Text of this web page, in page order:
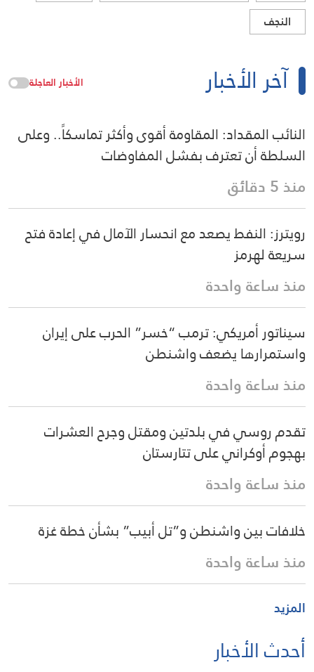
النجف
آخر الأخبار الأخبار العاجلة
النائب المقداد: المقاومة أقوى وأكثر تماسكاً.. وعلى
السلطة أن تعترف بفشل المفاوضات
منذ 5 دقائق
رويترز: النفط يصعد مع انحسار الآمال في إعادة فتح
سريعة لهرمز
منذ ساعة واحدة
سيناتور أمريكي: ترمب “خسر” الحرب على إيران
واستمرارها يضعف واشنطن
منذ ساعة واحدة
تقدم روسي في بلدتين ومقتل وجرح العشرات
بهجوم أوكراني على تتارستان
منذ ساعة واحدة
خلافات بين واشنطن و”تل أبيب” بشأن خطة غزة
منذ ساعة واحدة
المزيد
أحدث الأخبار